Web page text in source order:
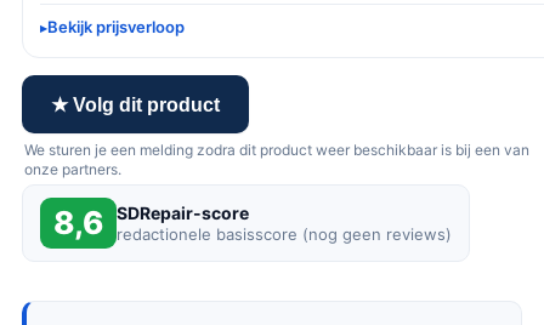
Bekijk prijsverloop
★ Volg dit product
We sturen je een melding zodra dit product weer beschikbaar is bij een van
onze partners.
8,6 SDRepair-score
redactionele basisscore (nog geen reviews)